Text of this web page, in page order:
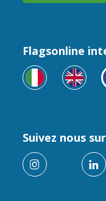
Flagsonline
Suivez nous sur